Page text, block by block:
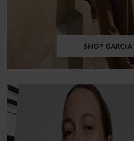
SHOP GARCIA